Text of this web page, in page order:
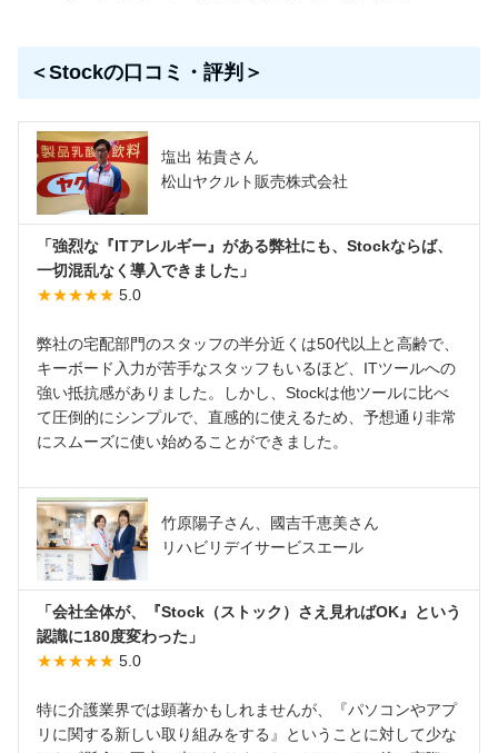
＜Stockの口コミ・評判＞
塩出 祐貴さん
松山ヤクルト販売株式会社
「強烈な『ITアレルギー』がある弊社にも、Stockならば、
一切混乱なく導入できました」
★★★★★ 5.0
弊社の宅配部門のスタッフの半分近くは50代以上と高齢で、
キーボード入力が苦手なスタッフもいるほど、ITツールへの
強い抵抗感がありました。しかし、Stockは他ツールに比べ
て圧倒的にシンプルで、直感的に使えるため、予想通り非常
にスムーズに使い始めることができました。
竹原陽子さん、國吉千恵美さん
リハビリデイサービスエール
「会社全体が、『Stock（ストック）さえ見ればOK』という
認識に180度変わった」
★★★★★ 5.0
特に介護業界では顕著かもしれませんが、『パソコンやアプ
リに関する新しい取り組みをする』ということに対して少な